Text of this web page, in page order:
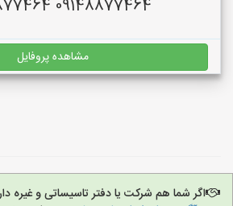
09148877464 09028877464
مشاهده پروفایل
اگر شما هم شرکت یا دفتر تاسیساتی و غیره